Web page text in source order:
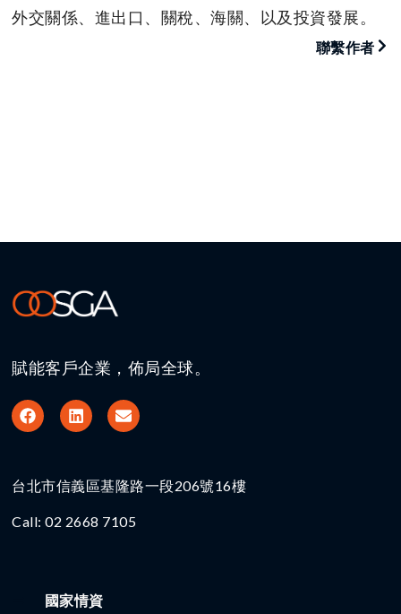
外交關係、進出口、關稅、海關、以及投資發展。
聯繫作者
賦能客戶企業，佈局全球。
台北市信義區基隆路一段206號16樓​
Call: 02 2668 7105
國家情資